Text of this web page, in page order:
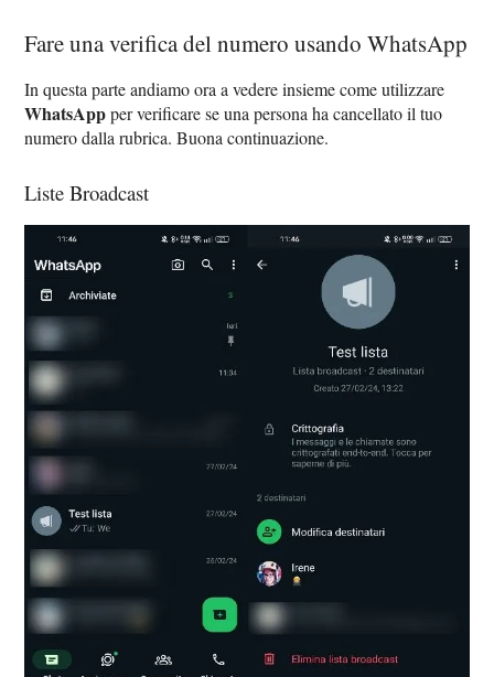
Fare una verifica del numero usando WhatsApp
In questa parte andiamo ora a vedere insieme come utilizzare
WhatsAppper verificare se una persona ha cancellato il tuo
numero dalla rubrica. Buona continuazione.
Liste Broadcast